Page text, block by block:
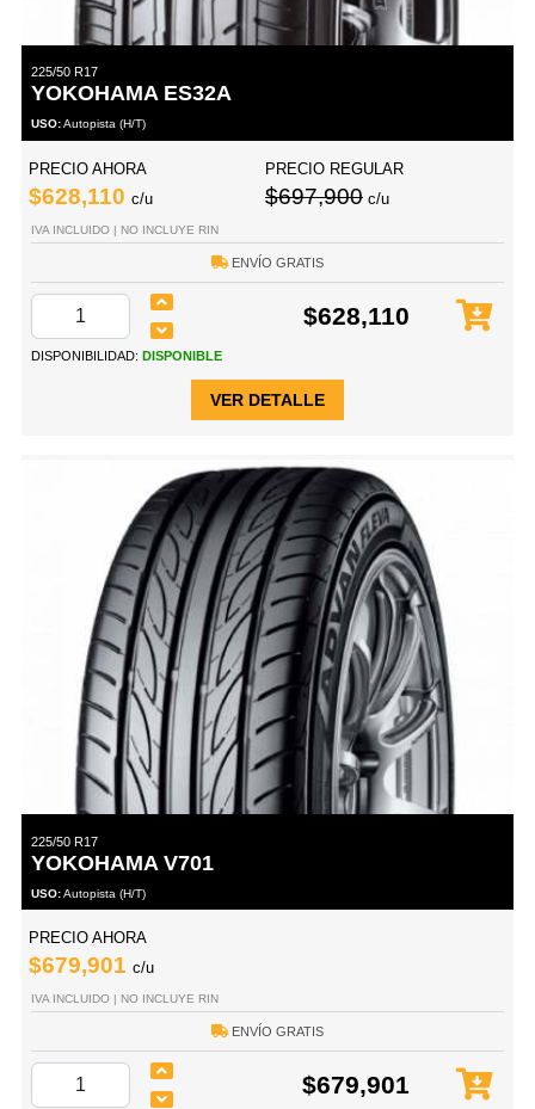
225/50 R17
YOKOHAMA ES32A
USO:Autopista (H/T)
PRECIO AHORA
$628,110 c/u
PRECIO REGULAR
$697,900 c/u
IVA INCLUIDO | NO INCLUYE RIN
ENVÍO GRATIS
$628,110
DISPONIBILIDAD: DISPONIBLE
VER DETALLE
225/50 R17
YOKOHAMA V701
USO:Autopista (H/T)
PRECIO AHORA
$679,901 c/u
IVA INCLUIDO | NO INCLUYE RIN
ENVÍO GRATIS
$679,901